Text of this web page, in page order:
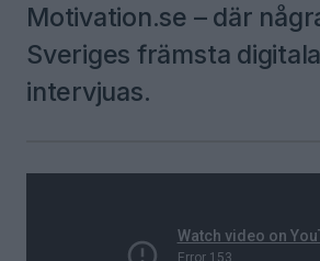
Motivation.se – där
Sveriges främsta
intervjuas.